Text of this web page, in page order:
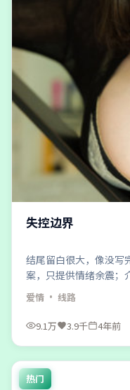
失控边界
结尾留白很大，像没写
案，只提供情绪余震；
爱情 · 线路
9.1万 3.9千 4年前
热门